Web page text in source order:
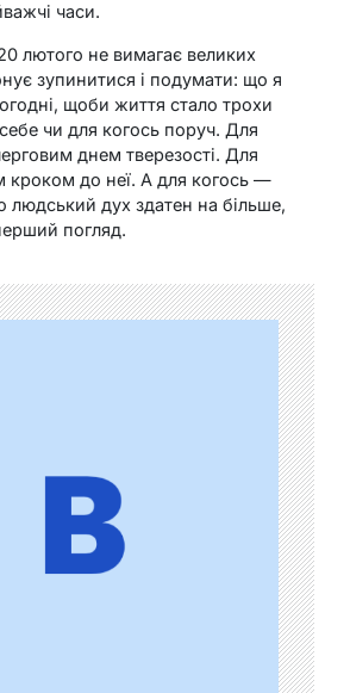
часи.
лютого не вимагає великих
зупинитися і подумати: що я
щоби життя стало трохи
чи для когось поруч. Для
днем тверезості. Для
до неї. А для когось —
людський дух здатен на більше,
погляд.